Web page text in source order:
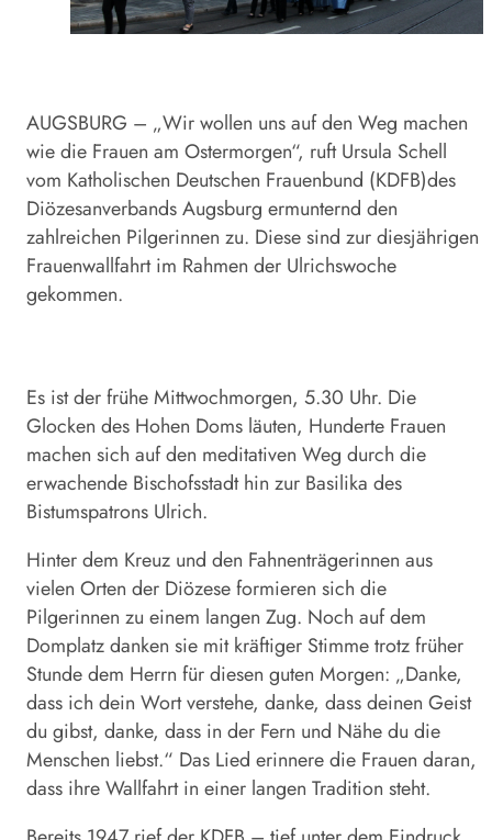
AUGSBURG – „Wir wollen uns auf den Weg machen
wie die Frauen am Ostermorgen“, ruft Ursula Schell
vom Katholischen Deutschen Frauenbund (KDFB)des
Diözesanverbands Augsburg ermunternd den
zahlreichen Pilgerinnen zu. Diese sind zur diesjährigen
Frauenwallfahrt im Rahmen der Ulrichswoche
gekommen.
Es ist der frühe Mittwochmorgen, 5.30 Uhr. Die
Glocken des Hohen Doms läuten, Hunderte Frauen
machen sich auf den meditativen Weg durch die
erwachende Bischofsstadt hin zur Basilika des
Bistumspatrons Ulrich.
Hinter dem Kreuz und den Fahnenträgerinnen aus
vielen Orten der Diözese formieren sich die
Pilgerinnen zu einem langen Zug. Noch auf dem
Domplatz danken sie mit kräftiger Stimme trotz früher
Stunde dem Herrn für diesen guten Morgen: „Danke,
dass ich dein Wort verstehe, danke, dass deinen Geist
du gibst, danke, dass in der Fern und Nähe du die
Menschen liebst.“ Das Lied erinnere die Frauen daran,
dass ihre Wallfahrt in einer langen Tradition steht.